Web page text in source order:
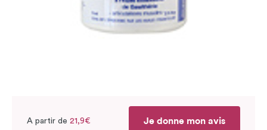
A partir de 21,9€ Je donne mon avis